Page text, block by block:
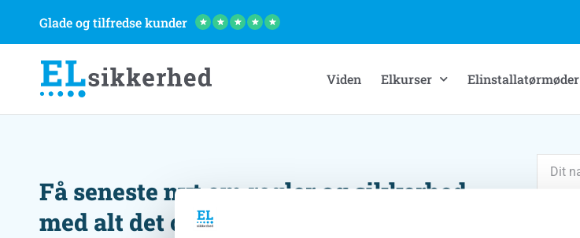
Glade og tilfredse kunder ★ ★ ★ ★ ★
Viden Elkurser Elinstallatørmøder
Få seneste nyt om regler og sikkerhed
med alt det overflødige skåret fra